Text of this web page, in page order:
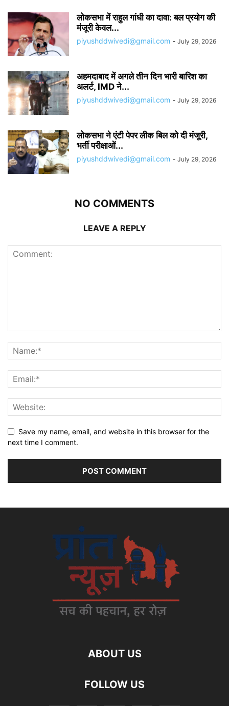
लोकसभा में राहुल गांधी का दावा: बल प्रयोग की
मंजूरी केवल...
piyushddwivedi@gmail.com - July 29, 2026
अहमदाबाद में अगले तीन दिन भारी बारिश का
अलर्ट, IMD ने...
piyushddwivedi@gmail.com - July 29, 2026
लोकसभा ने एंटी पेपर लीक बिल को दी मंजूरी,
भर्ती परीक्षाओं...
piyushddwivedi@gmail.com - July 29, 2026
NO COMMENTS
LEAVE A REPLY
Save my name, email, and website in this browser for the
next time I comment.
ABOUT US
FOLLOW US